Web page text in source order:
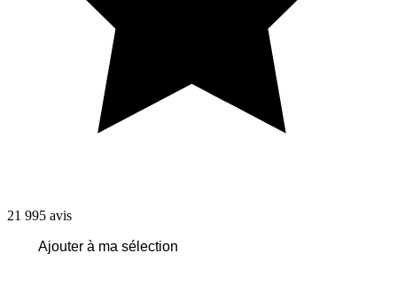
21 995 avis
Ajouter à ma sélection